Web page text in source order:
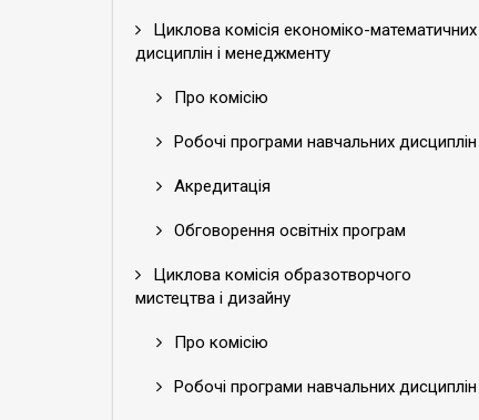
Циклова комісія економіко-математичних
дисциплін і менеджменту
Про комісію
Робочі програми навчальних дисциплін
Акредитація
Обговорення освітніх програм
Циклова комісія образотворчого
мистецтва і дизайну
Про комісію
Робочі програми навчальних дисциплін